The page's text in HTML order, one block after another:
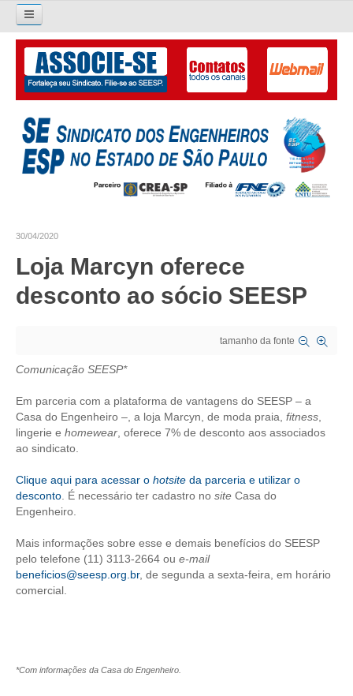
Pesquisar...
O SINDICATO
APRESENTAÇÃO
PALAVRA DO PRESIDENTE
SUBSEDES SINDICAIS
CONSELHO TECNOLÓGICO
HISTÓRICO E ATUAÇÃO
COMPOSIÇÃO
CONSELHOS ASSESSORES
PERSONALIDADES DA TECNOLOGIA
NÚCLEO DA MULHER ENGENHEIRA
CONSULTORIA
30/04/2020
Loja Marcyn oferece
desconto ao sócio SEESP
tamanho da fonte
Comunicação SEESP*
Em parceria com a plataforma de vantagens do SEESP – a
Casa do Engenheiro –, a loja Marcyn, de moda praia, fitness,
lingerie e homewear, oferece 7% de desconto aos associados
ao sindicato.
Clique aqui para acessar o hotsite da parceria e utilizar o
desconto. É necessário ter cadastro no site Casa do
Engenheiro.
Mais informações sobre esse e demais benefícios do SEESP
pelo telefone (11) 3113-2664 ou e-mail
beneficios@seesp.org.br, de segunda a sexta-feira, em horário
comercial.
*Com informações da Casa do Engenheiro.